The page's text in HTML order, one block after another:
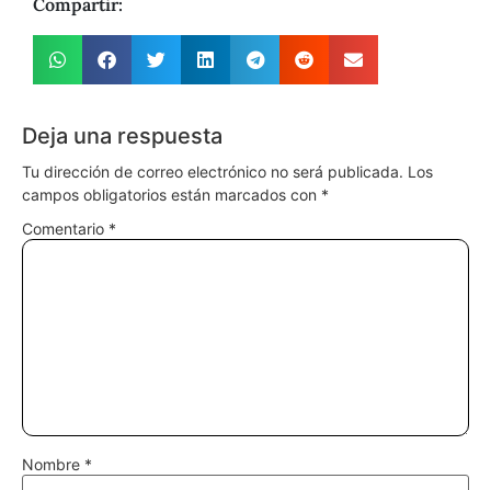
Deja una respuesta
Tu dirección de correo electrónico no será publicada. Los
campos obligatorios están marcados con *
Comentario *
Nombre *